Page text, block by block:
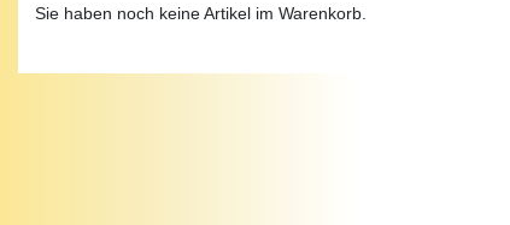
Sie haben noch keine Artikel im Warenkorb.